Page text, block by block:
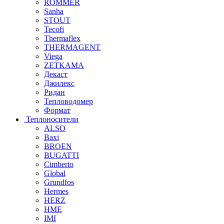
ROMMER
Sanha
STOUT
Tecofi
Thermaflex
THERMAGENT
Viega
ZETKAMA
Декаст
Джилекс
Ридан
Тепловодомер
Формат
Теплоносители
ALSO
Baxi
BROEN
BUGATTI
Cimberio
Global
Grundfos
Hermes
HERZ
HME
IMI